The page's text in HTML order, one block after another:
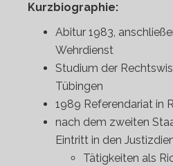
Kurzbiographie:
Abitur 1983,
Wehrdienst
Studium der
Tübingen
1989 Referendariat in
nach dem zweiten
Eintritt in den
Tätigkeiten als